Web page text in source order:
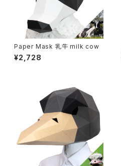
Paper Mask 乳牛 milk cow
¥2,728